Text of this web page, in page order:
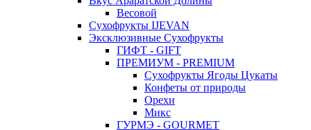
Весовой
Сухофрукты IJEVAN
Эксклюзивные Сухофрукты
ГИФТ - GIFT
ПРЕМИУМ - PREMIUM
Сухофрукты Ягоды Цукаты
Конфеты от природы
Орехи
Микс
ГУРМЭ - GOURMET